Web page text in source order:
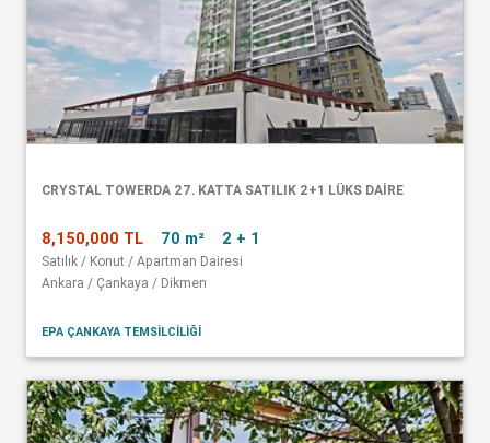
CRYSTAL TOWERDA 27. KATTA SATILIK 2+1 LÜKS DAİRE
8,150,000 TL 70 m² 2 + 1
Satılık / Konut / Apartman Dairesi
Ankara / Çankaya / Dikmen
EPA ÇANKAYA TEMSİLCİLİĞİ